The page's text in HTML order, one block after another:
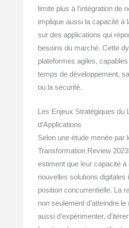
limite plus à l’intégration de
implique aussi la capacité à
sur des applications qui
besoins du marché. Cette
plateformes agiles,
temps de développement,
ou la sécurité.
Les Enjeux Stratégiques du
d’Applications
Selon une étude menée par
Transformation Review
estiment que leur capacité
nouvelles solutions digitales
position concurrentielle. La
non seulement d’atteindre
aussi d’expérimenter,